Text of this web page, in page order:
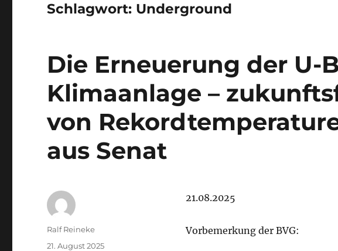
Schlagwort: Underground
Die Erneuerung der U-
Klimaanlage –
von
aus Senat
21.08.2025
Vorbemerkung der BVG:
Autor
Ralf Reineke
Veröffentlicht
21. August 2025